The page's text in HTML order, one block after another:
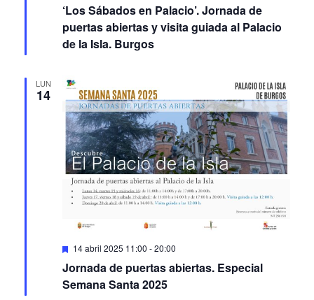
‘Los Sábados en Palacio’. Jornada de
puertas abiertas y visita guiada al Palacio
de la Isla. Burgos
LUN
14
Featured
14 abril 2025 11:00 -20:00
Jornada de puertas abiertas. Especial
Semana Santa 2025